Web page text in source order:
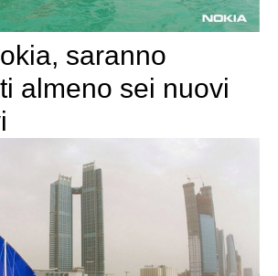
saranno
almeno sei nuovi